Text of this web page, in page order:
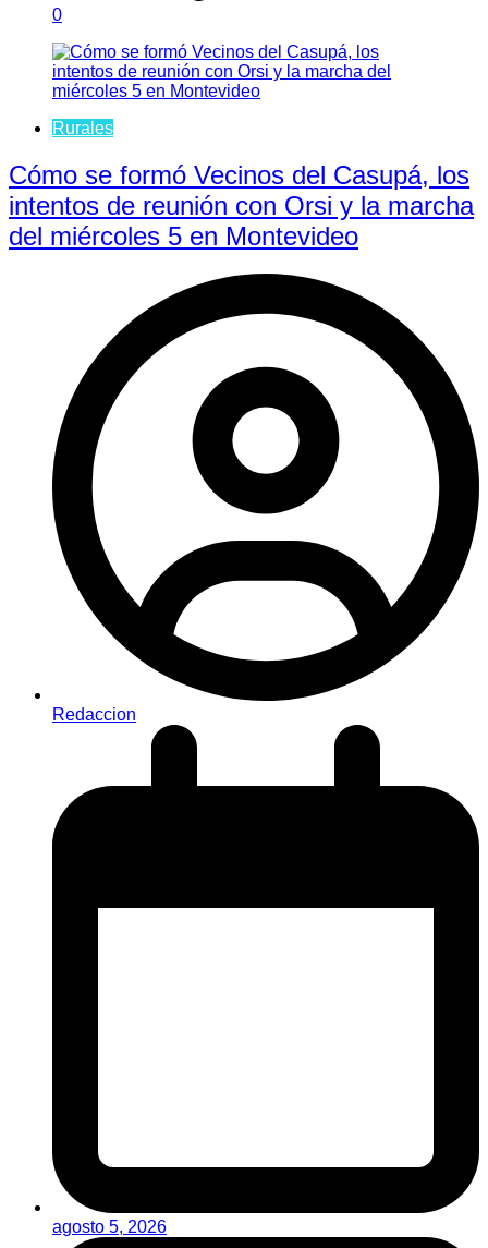
0
Rurales
Cómo se formó Vecinos del Casupá, los
intentos de reunión con Orsi y la marcha
del miércoles 5 en Montevideo
Redaccion
agosto 5, 2026